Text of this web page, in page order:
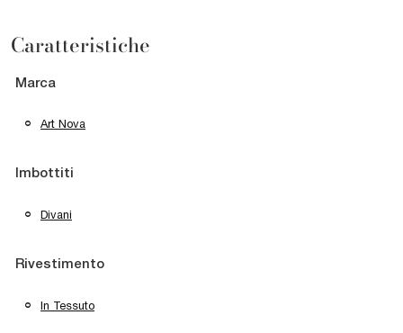
Caratteristiche
Marca
Art Nova
Imbottiti
Divani
Rivestimento
In Tessuto